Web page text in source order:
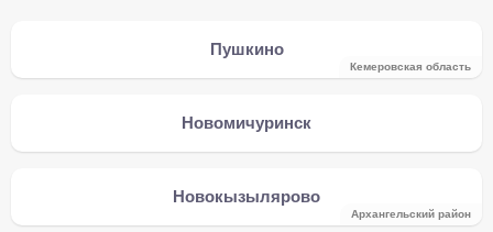
Пушкино
Кемеровская область
Новомичуринск
Новокызылярово
Архангельский район